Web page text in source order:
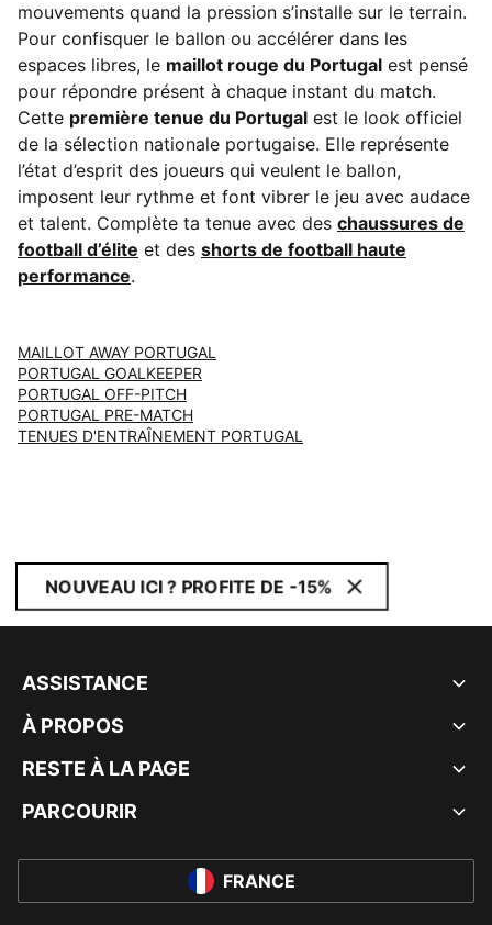
mouvements quand la pression s’installe sur le terrain.
Pour confisquer le ballon ou accélérer dans les
espaces libres, le maillot rouge du Portugal est pensé
pour répondre présent à chaque instant du match.
Cette première tenue du Portugal est le look officiel
de la sélection nationale portugaise. Elle représente
l’état d’esprit des joueurs qui veulent le ballon,
imposent leur rythme et font vibrer le jeu avec audace
et talent. Complète ta tenue avec des chaussures de
football d’élite et des shorts de football haute
performance.
MAILLOT AWAY PORTUGAL
PORTUGAL GOALKEEPER
PORTUGAL OFF-PITCH
PORTUGAL PRE-MATCH
TENUES D'ENTRAÎNEMENT PORTUGAL
NOUVEAU ICI ? PROFITE DE -15%
ASSISTANCE
À PROPOS
RESTE À LA PAGE
PARCOURIR
FRANCE